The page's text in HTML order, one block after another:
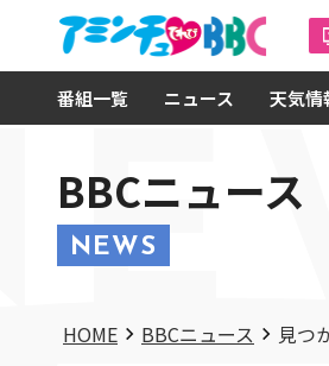
番組一覧 ニュース 天気情
BBCニュース
NEWS
HOME BBCニュース 見つ